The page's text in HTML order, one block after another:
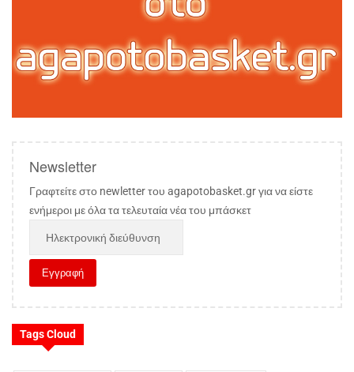
Newsletter
Γραφτείτε στο newletter του agapotobasket.gr για να είστε
ενήμεροι με όλα τα τελευταία νέα του μπάσκετ
Tags Cloud